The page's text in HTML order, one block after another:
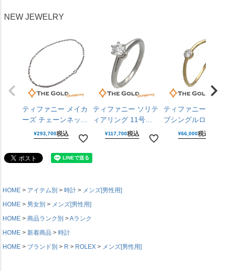
VUITTON 【中古】
NEW JEWELRY
ティファニー メイカ
ーズ チェーンネック
レス 925 750 YG イ
エローゴールド シル
バーアクセサリー メ
ンズ レディース
¥293,700税込
ティファニー ソリテ
ィアリング 11号
PT950 ダイヤモンド
D0.33CT プラチナ
¥117,700税込
ティファニー ウェ
ブシングルロウダ
ヤモンドリング 9号
750 ダイヤモンド
¥66,000税込
HOME アイテム別 時計
メンズ[男性用]
HOME
男女別
メンズ[男性用]
HOME
商品ランク別
Aランク
HOME
新着商品
時計
HOME
ブランド別 R ROLEX メンズ[男性用]